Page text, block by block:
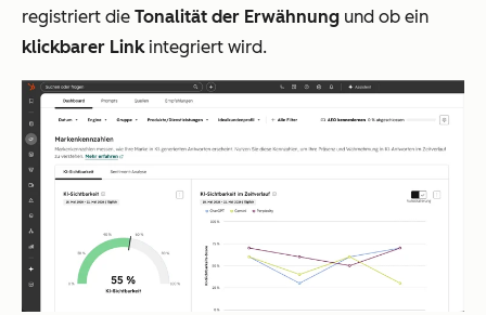
registriert die Tonalität der Erwähnung und ob ein
klickbarer Linkintegriert wird.